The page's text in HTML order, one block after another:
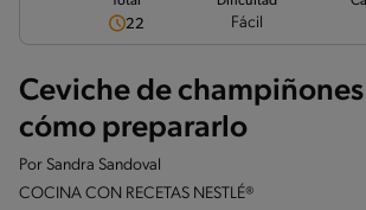
22 Fácil
Ceviche de
cómo prepararlo
Por Sandra Sandoval
COCINA CON RECETAS NESTLÉ®